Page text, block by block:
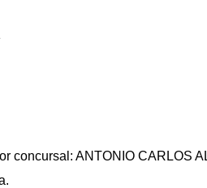
concursal: ANTONIO CARLOS